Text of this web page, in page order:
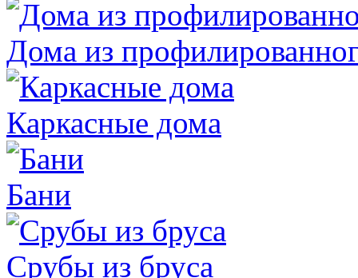
Дома из
Каркасные дома
Бани
Срубы из бруса